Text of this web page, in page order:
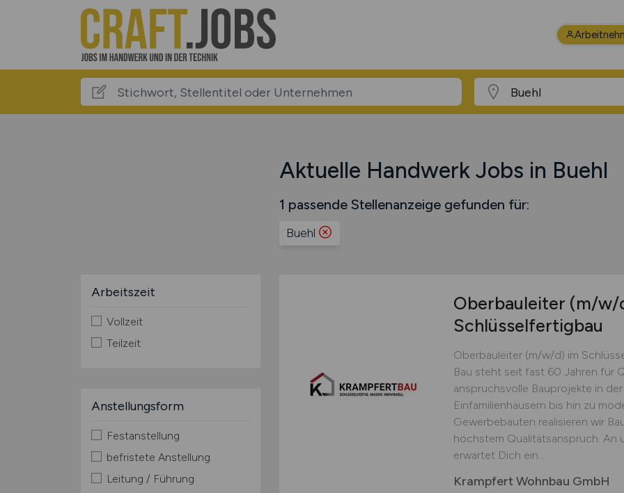
Aktuelle Handwerk Jobs in Buehl
1 passende Stellenanzeige gefunden für:
Buehl
Arbeitszeit
Vollzeit
Teilzeit
Anstellungsform
Festanstellung
befristete Anstellung
Leitung / Führung
Oberbauleiter (m/w/
Schlüsselfertigbau
Oberbauleiter (m/w/d) im
Bau steht seit fast 60 Jahren für
anspruchsvolle Bauprojekte in
Einfamilienhäusern bis hin zu
Gewerbebauten realisieren wir
höchstem Qualitätsanspruch. An
erwartet Dich ein...
Krampfert Wohnbau GmbH